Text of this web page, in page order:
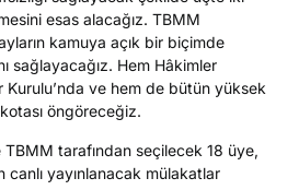
esas alacağız. TBMM
kamuya açık bir biçimde
sağlayacağız. Hem Hâkimler
Kurulu’nda ve hem de bütün yüksek
öngöreceğiz.
tarafından seçilecek 18 üye,
yayınlanacak mülakatlar